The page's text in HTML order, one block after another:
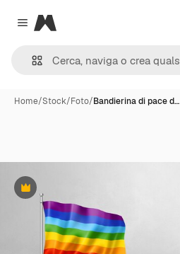
Close menu
Magnific
Home/Stock/Foto/Bandierina di pace d…
Premium